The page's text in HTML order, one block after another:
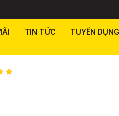
TIN TỨC TUYỂN DỤNG